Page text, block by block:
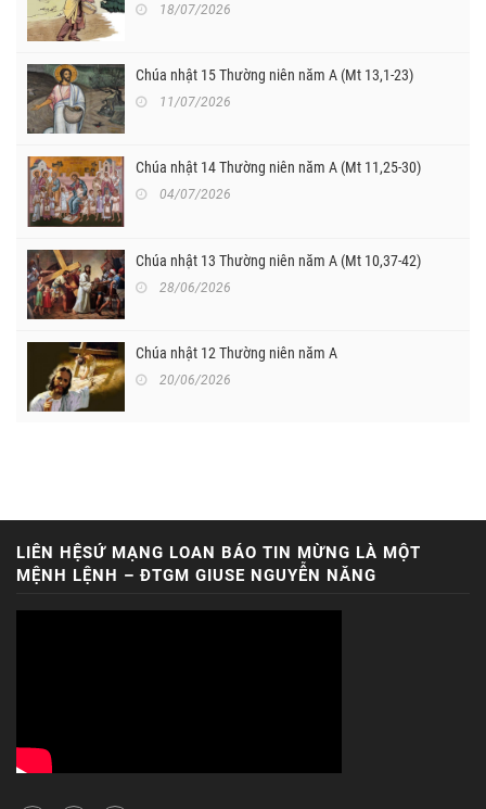
18/07/2026
Chúa nhật 15 Thường niên năm A (Mt 13,1-23)
11/07/2026
Chúa nhật 14 Thường niên năm A (Mt 11,25-30)
04/07/2026
Chúa nhật 13 Thường niên năm A (Mt 10,37-42)
28/06/2026
Chúa nhật 12 Thường niên năm A
20/06/2026
LIÊN HỆSỨ MẠNG LOAN BÁO TIN MỪNG LÀ MỘT
MỆNH LỆNH – ĐTGM GIUSE NGUYỄN NĂNG